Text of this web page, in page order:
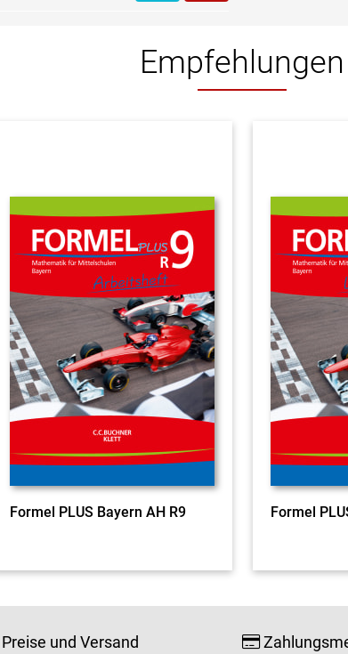
Empfehlungen
Formel PLUS Bayern AH R9 Formel
Preise und Versand